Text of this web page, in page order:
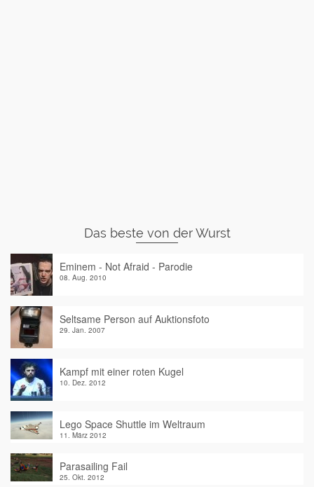
Das beste von der Wurst
Eminem - Not Afraid - Parodie
08. Aug. 2010
Seltsame Person auf Auktionsfoto
29. Jan. 2007
Kampf mit einer roten Kugel
10. Dez. 2012
Lego Space Shuttle im Weltraum
11. März 2012
Parasailing Fail
25. Okt. 2012